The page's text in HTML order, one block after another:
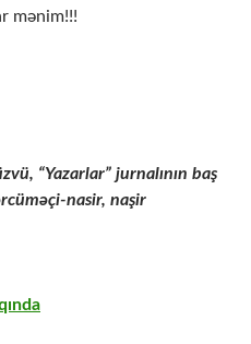
mənim!!!
“Yazarlar” jurnalının baş
nasir, naşir